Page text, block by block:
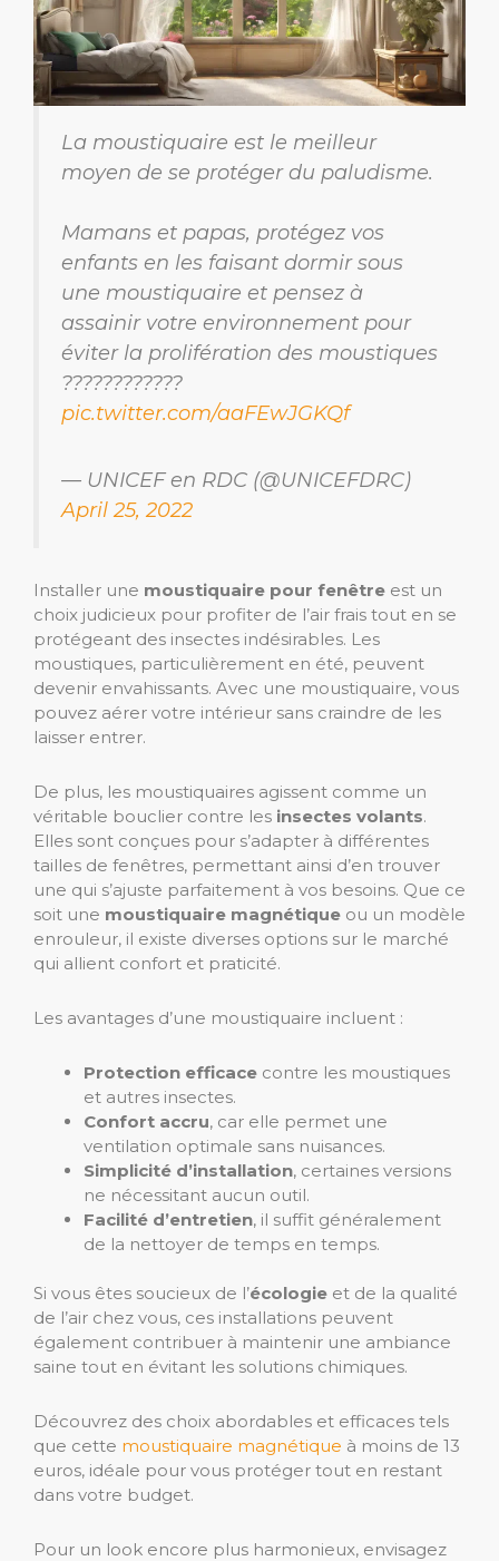
La moustiquaire est le meilleur
moyen de se protéger du paludisme.
Mamans et papas, protégez vos
enfants en les faisant dormir sous
une moustiquaire et pensez à
assainir votre environnement pour
éviter la prolifération des moustiques
????????????
pic.twitter.com/aaFEwJGKQf
— UNICEF en RDC (@UNICEFDRC)
April 25, 2022
Installer une moustiquaire pour fenêtre est un
choix judicieux pour profiter de l’air frais tout en se
protégeant des insectes indésirables. Les
moustiques, particulièrement en été, peuvent
devenir envahissants. Avec une moustiquaire, vous
pouvez aérer votre intérieur sans craindre de les
laisser entrer.
De plus, les moustiquaires agissent comme un
véritable bouclier contre les insectes volants.
Elles sont conçues pour s’adapter à différentes
tailles de fenêtres, permettant ainsi d’en trouver
une qui s’ajuste parfaitement à vos besoins. Que ce
soit une moustiquaire magnétique ou un modèle
enrouleur, il existe diverses options sur le marché
qui allient confort et praticité.
Les avantages d’une moustiquaire incluent :
Protection efficace contre les moustiques
et autres insectes.
Confort accru, car elle permet une
ventilation optimale sans nuisances.
Simplicité d’installation, certaines versions
ne nécessitant aucun outil.
Facilité d’entretien, il suffit généralement
de la nettoyer de temps en temps.
Si vous êtes soucieux de l’écologie et de la qualité
de l’air chez vous, ces installations peuvent
également contribuer à maintenir une ambiance
saine tout en évitant les solutions chimiques.
Découvrez des choix abordables et efficaces tels
que cette moustiquaire magnétique à moins de 13
euros, idéale pour vous protéger tout en restant
dans votre budget.
Pour un look encore plus harmonieux, envisagez